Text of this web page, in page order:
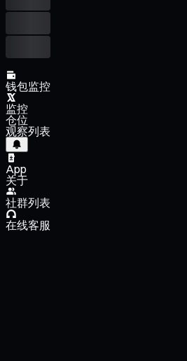
钱包监控
监控
仓位
观察列表
App
关于
社群列表
在线客服